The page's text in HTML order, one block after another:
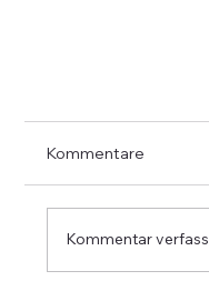
Der innere
Kommentare
Kommentar